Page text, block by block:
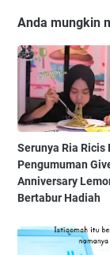
Anda mungkin
Serunya Ria Ricis
Pengumuman
Anniversary
Bertabur Hadiah